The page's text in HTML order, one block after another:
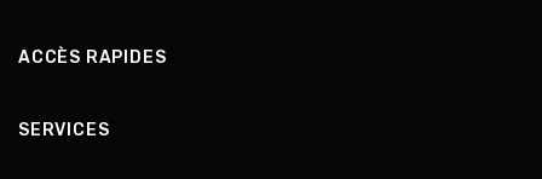
ACCÈS RAPIDES
SERVICES